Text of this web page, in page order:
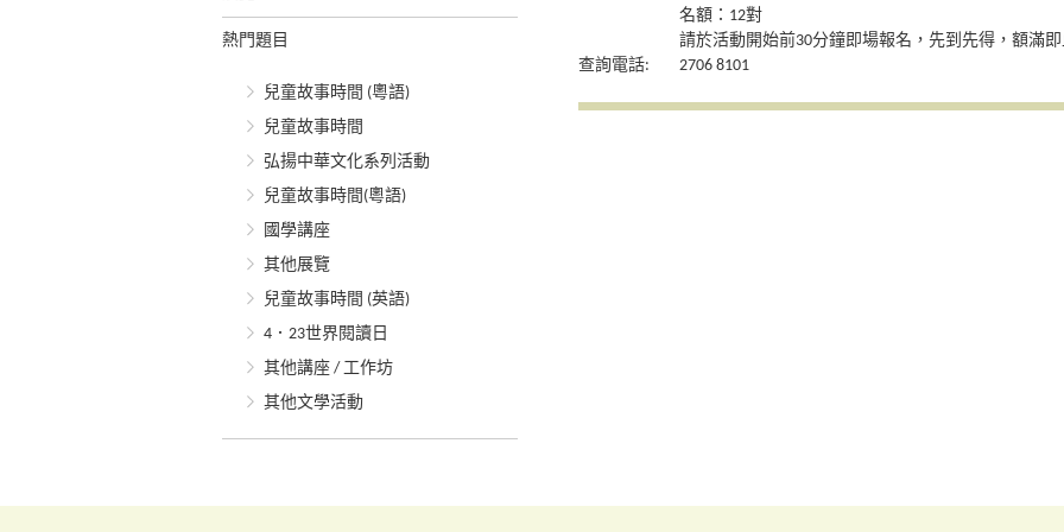
熱門題目
兒童故事時間 (粵語)
兒童故事時間
弘揚中華文化系列活動
兒童故事時間(粵語)
國學講座
其他展覽
兒童故事時間 (英語)
4．23世界閱讀日
其他講座 / 工作坊
其他文學活動
名額：12對
請於活動開始前30分鐘即場報名，先到先得，額滿即
查詢電話:
2706 8101